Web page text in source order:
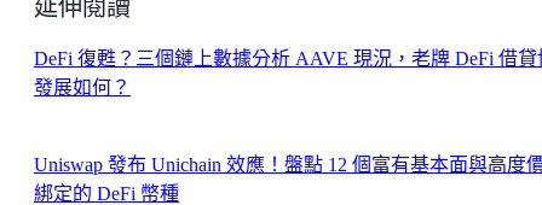
延伸閱讀
DeFi 復甦？三個鏈上數據分析 AAVE 現況，老牌 DeFi 借貸
發展如何？
Uniswap 發布 Unichain 效應！盤點 12 個富有基本面與高度
綁定的 DeFi 幣種